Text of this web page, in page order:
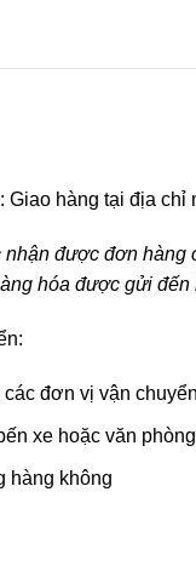
hàng tại địa chỉ
nhận được đơn
hóa được gửi
đơn vị vận chuyển
xe hoặc văn
hàng không